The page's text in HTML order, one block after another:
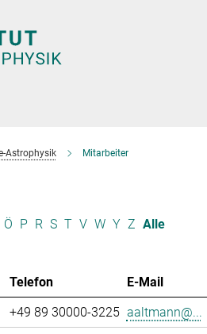
Astrophysik Mitarbeiter
Ö P R S T V W Y Z Alle
Telefon E-Mail
+49 89 30000-3225 aaltmann@...